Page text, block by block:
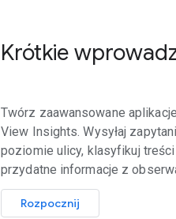
Krótkie
Twórz zaawansowane
View Insights. Wysyłaj
poziomie ulicy, klasyfikuj
przydatne informacje z
Rozpocznij